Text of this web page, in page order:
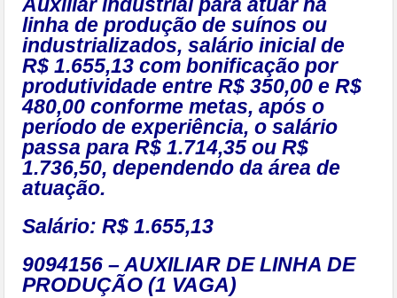
linha de produção de suínos ou
industrializados, salário inicial de
R$ 1.655,13 com bonificação por
produtividade entre R$ 350,00 e R$
480,00 conforme metas, após o
período de experiência, o salário
passa para R$ 1.714,35 ou R$
1.736,50, dependendo da área de
atuação.
Salário: R$ 1.655,13
9094156 – AUXILIAR DE LINHA DE
PRODUÇÃO (1 VAGA)